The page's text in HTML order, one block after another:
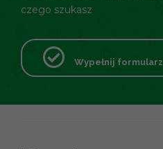
czego szukasz
Wypełnij formularz